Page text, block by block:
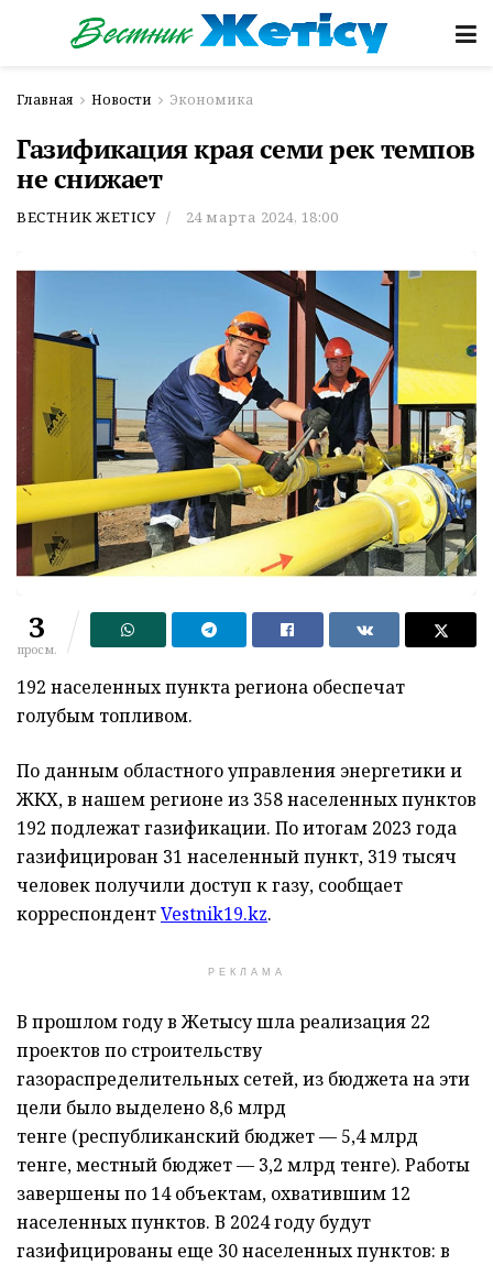
Главная Новости Экономика
Газификация края семи рек темпов
не снижает
ВЕСТНИК ЖЕТІСУ 24 марта 2024, 18:00
3
просм.
192 населенных пункта региона обеспечат
голубым топливом.
По данным областного управления энергетики и
ЖКХ, в нашем регионе из 358 населенных пунктов
192 подлежат газификации. По итогам 2023 года
газифицирован 31 населенный пункт, 319 тысяч
человек получили доступ к газу, сообщает
корреспондентVestnik19.kz.
РЕКЛАМА
В прошлом году в Жетысу шла реализация 22
проектов по строительству
газораспределительных сетей, из бюджета на эти
цели было выделено 8,6 млрд
тенге (республиканский бюджет — 5,4 млрд
тенге, местный бюджет — 3,2 млрд тенге). Работы
завершены по 14 объектам, охватившим 12
населенных пунктов. В 2024 году будут
газифицированы еще 30 населенных пунктов: в